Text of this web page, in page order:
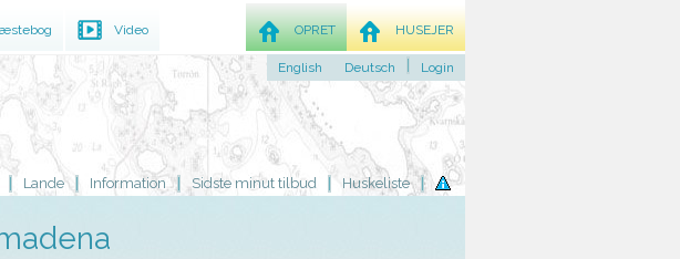
Lande Information Sidste minut tilbud Huskeliste
Video HUSEJER
OPRET
English Deutsch Login